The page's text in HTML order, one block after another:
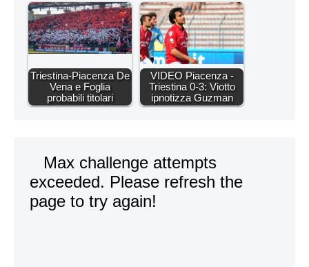
Triestina-Piacenza De
Vena e Foglia
probabili titolari
VIDEO Piacenza -
Triestina 0-3: Viotto
ipnotizza Guzman